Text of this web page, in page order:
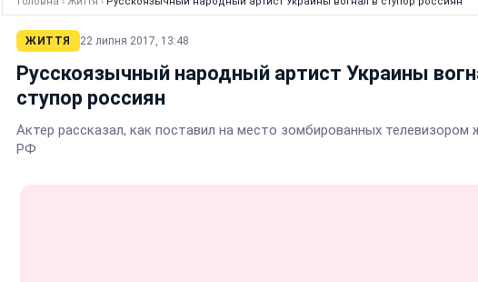
ЖИТТЯ 22 липня 2017, 13:48
Русскоязычный народный артист Украины
ступор россиян
Актер рассказал, как поставил на место зомбированных телевизором
РФ